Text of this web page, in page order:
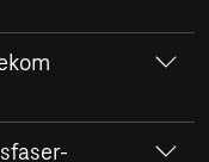
die Telekom in